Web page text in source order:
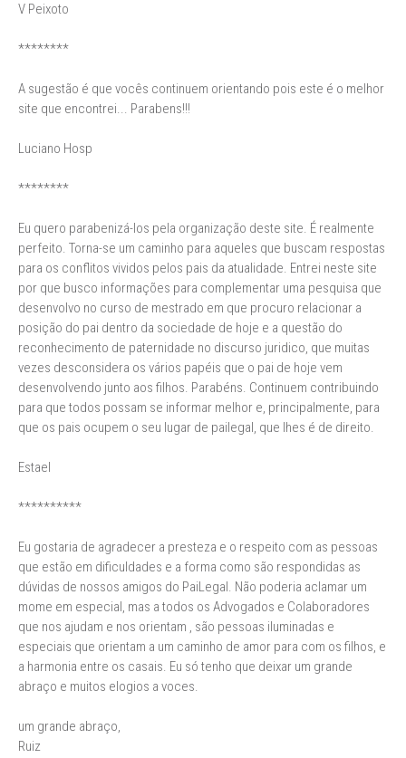
V Peixoto
********
A sugestão é que vocês continuem orientando pois este é o melhor
site que encontrei... Parabens!!!
Luciano Hosp
********
Eu quero parabenizá-los pela organização deste site. É realmente
perfeito. Torna-se um caminho para aqueles que buscam respostas
para os conflitos vividos pelos pais da atualidade. Entrei neste site
por que busco informações para complementar uma pesquisa que
desenvolvo no curso de mestrado em que procuro relacionar a
posição do pai dentro da sociedade de hoje e a questão do
reconhecimento de paternidade no discurso juridico, que muitas
vezes desconsidera os vários papéis que o pai de hoje vem
desenvolvendo junto aos filhos. Parabéns. Continuem contribuindo
para que todos possam se informar melhor e, principalmente, para
que os pais ocupem o seu lugar de pailegal, que lhes é de direito.
Estael
**********
Eu gostaria de agradecer a presteza e o respeito com as pessoas
que estão em dificuldades e a forma como são respondidas as
dúvidas de nossos amigos do PaiLegal. Não poderia aclamar um
mome em especial, mas a todos os Advogados e Colaboradores
que nos ajudam e nos orientam , são pessoas iluminadas e
especiais que orientam a um caminho de amor para com os filhos, e
a harmonia entre os casais. Eu só tenho que deixar um grande
abraço e muitos elogios a voces.
um grande abraço,
Ruiz